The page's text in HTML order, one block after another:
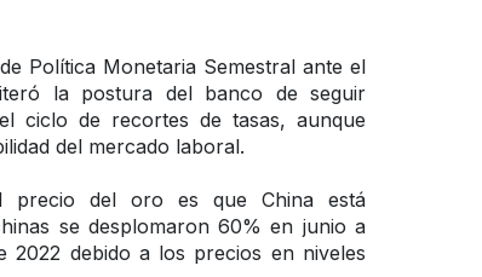
Política Monetaria Semestral ante el
la postura del banco de seguir
ciclo de recortes de tasas, aunque
del mercado laboral.
del oro es que China está
se desplomaron 60% en junio a
2022 debido a los precios en niveles